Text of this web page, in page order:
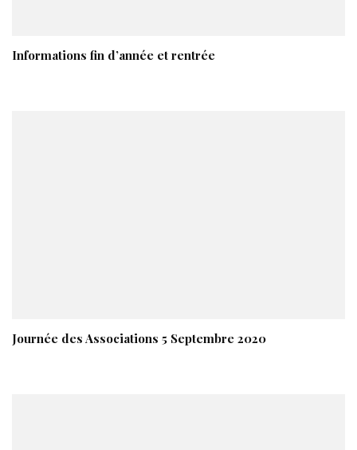
Informations fin d’année et rentrée
Journée des Associations 5 Septembre 2020